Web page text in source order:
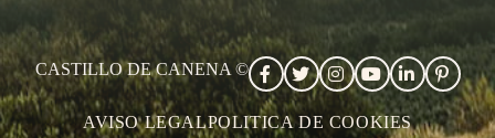
CASTILLO DE CANENA ©
AVISO LEGALPOLITICA DE COOKIES